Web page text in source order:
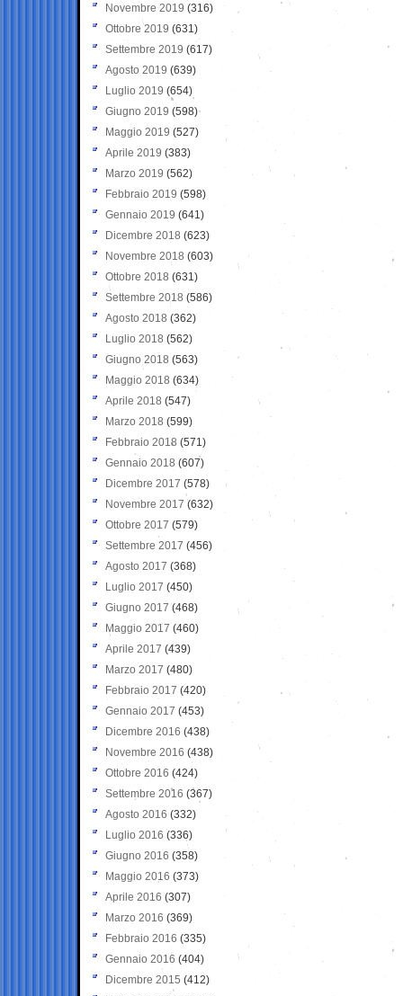
Novembre 2019 (316)
Ottobre 2019 (631)
Settembre 2019 (617)
Agosto 2019 (639)
Luglio 2019 (654)
Giugno 2019 (598)
Maggio 2019 (527)
Aprile 2019 (383)
Marzo 2019 (562)
Febbraio 2019 (598)
Gennaio 2019 (641)
Dicembre 2018 (623)
Novembre 2018 (603)
Ottobre 2018 (631)
Settembre 2018 (586)
Agosto 2018 (362)
Luglio 2018 (562)
Giugno 2018 (563)
Maggio 2018 (634)
Aprile 2018 (547)
Marzo 2018 (599)
Febbraio 2018 (571)
Gennaio 2018 (607)
Dicembre 2017 (578)
Novembre 2017 (632)
Ottobre 2017 (579)
Settembre 2017 (456)
Agosto 2017 (368)
Luglio 2017 (450)
Giugno 2017 (468)
Maggio 2017 (460)
Aprile 2017 (439)
Marzo 2017 (480)
Febbraio 2017 (420)
Gennaio 2017 (453)
Dicembre 2016 (438)
Novembre 2016 (438)
Ottobre 2016 (424)
Settembre 2016 (367)
Agosto 2016 (332)
Luglio 2016 (336)
Giugno 2016 (358)
Maggio 2016 (373)
Aprile 2016 (307)
Marzo 2016 (369)
Febbraio 2016 (335)
Gennaio 2016 (404)
Dicembre 2015 (412)